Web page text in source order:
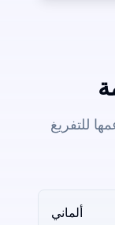
للتفريغ
ألماني